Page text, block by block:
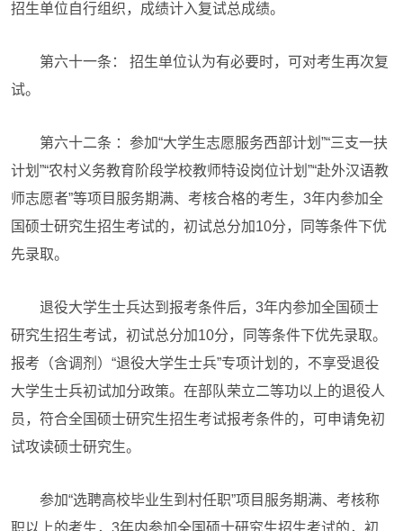
招生单位自行组织，成绩计入复试总成绩。
第六十一条： 招生单位认为有必要时，可对考生再次复
试。
第六十二条 ：参加“大学生志愿服务西部计划”“三支一扶
计划”“农村义务教育阶段学校教师特设岗位计划”“赴外汉语教
师志愿者”等项目服务期满、考核合格的考生，3年内参加全
国硕士研究生招生考试的，初试总分加10分，同等条件下优
先录取。
退役大学生士兵达到报考条件后，3年内参加全国硕士
研究生招生考试，初试总分加10分，同等条件下优先录取。
报考（含调剂）“退役大学生士兵”专项计划的，不享受退役
大学生士兵初试加分政策。在部队荣立二等功以上的退役人
员，符合全国硕士研究生招生考试报考条件的，可申请免初
试攻读硕士研究生。
参加“选聘高校毕业生到村任职”项目服务期满、考核称